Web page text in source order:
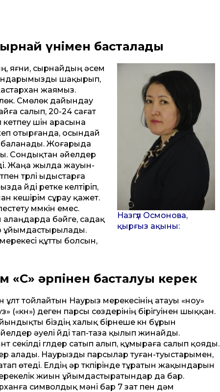
үнімен басталады
Назгүл Осмонова,
қырғыз ақыны:
яғни, сырнайдың әсем
шақырып,
жаямыз.
Сүмөлөк дайындау
салып, 20-24 сағат
үшін арасына
отырғанда, осындай
баланады. Жоғарыда
Сондықтан әйелдер
Жаңа жылда жауын-
түрлі ыдыстарға
үйді ретке келтіріп,
кешірім сұрау қажет.
мүмкін емес.
бәйге, садақ
ұйымдастырылады.
құтты болсын,
«С» әрпінен басталуы керек
ұлт тойлайтын Наурыз мерекесінің атауы «ноу»
(«күн») деген парсы сөздерінің бірігуінен шыққан.
біздің халық бірнеше күн бұрын
әуелі үйді тап-таза қылып жинайды.
секілді гүлдер сатып алып, құмыраға салып қояды.
алады. Наурызды парсылар туған-туыстарымен,
өтеді. Елдің әр түкпірінде тұратын жақындарын
жиын ұйымдастыратындар да бар.
символдық мәні бар 7 зат пен дәм